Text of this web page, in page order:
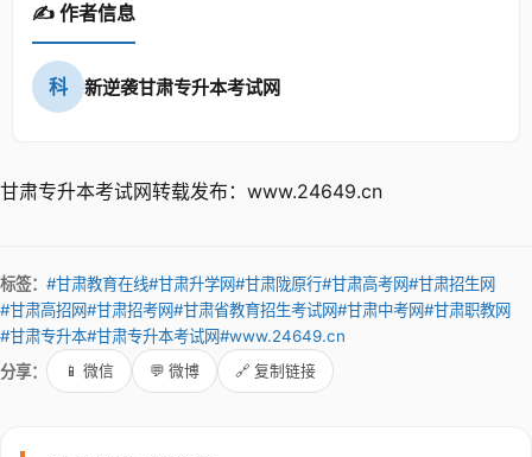
✍️ 作者信息
科 新逆袭甘肃专升本考试网
甘肃专升本考试网转载发布：www.24649.cn
标签： #甘肃教育在线#甘肃升学网#甘肃陇原行#甘肃高考网#甘肃招生网
#甘肃高招网#甘肃招考网#甘肃省教育招生考试网#甘肃中考网#甘肃职教网
#甘肃专升本#甘肃专升本考试网#www.24649.cn
分享：
📱 微信 💬 微博 🔗 复制链接